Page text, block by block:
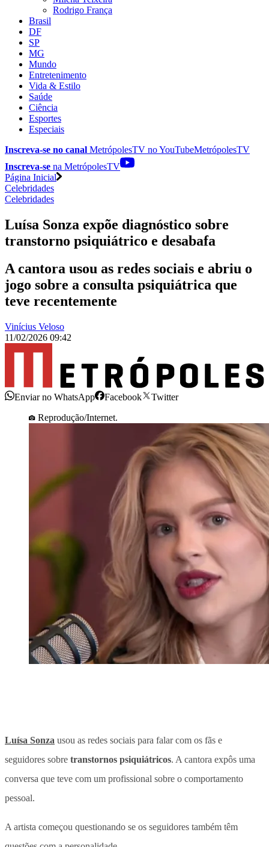
Rodrigo França
Brasil
DF
SP
MG
Mundo
Entretenimento
Vida & Estilo
Saúde
Ciência
Esportes
Especiais
Inscreva-se no canal MetrópolesTV noYouTubeMetrópolesTV
Inscreva-se na MetrópolesTV
Página Inicial
Celebridades
Celebridades
Luísa Sonza expõe diagnóstico sobre
transtorno psiquiátrico e desabafa
A cantora usou as redes sociais e abriu o
jogo sobre a consulta psiquiátrica que
teve recentemente
Vinícius Veloso
11/02/2026 09:42
Enviar no WhatsApp Facebook
Twitter
Reprodução/Internet.
Luísa Sonza usou as redes sociais para falar com os fãs e
seguidores sobre transtornos psiquiátricos. A cantora expôs uma
conversa que teve com um profissional sobre o comportamento
pessoal.
A artista começou questionando se os seguidores também têm